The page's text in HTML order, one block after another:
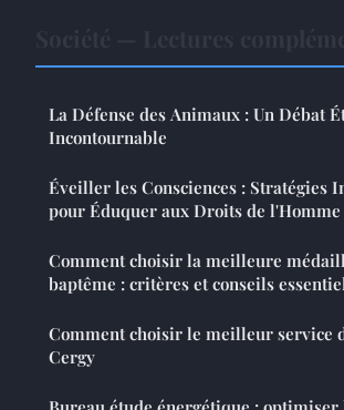
La Défense des Animaux : Un Débat
Incontournable
Éveiller les Consciences : Stratégies
pour Éduquer aux Droits de l'Homme
Comment choisir la meilleure
baptême : critères et conseils
Comment choisir le meilleur service
Cergy